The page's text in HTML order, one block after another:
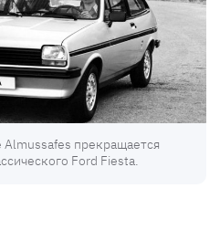
Almussafes прекращается
Ford Fiesta.